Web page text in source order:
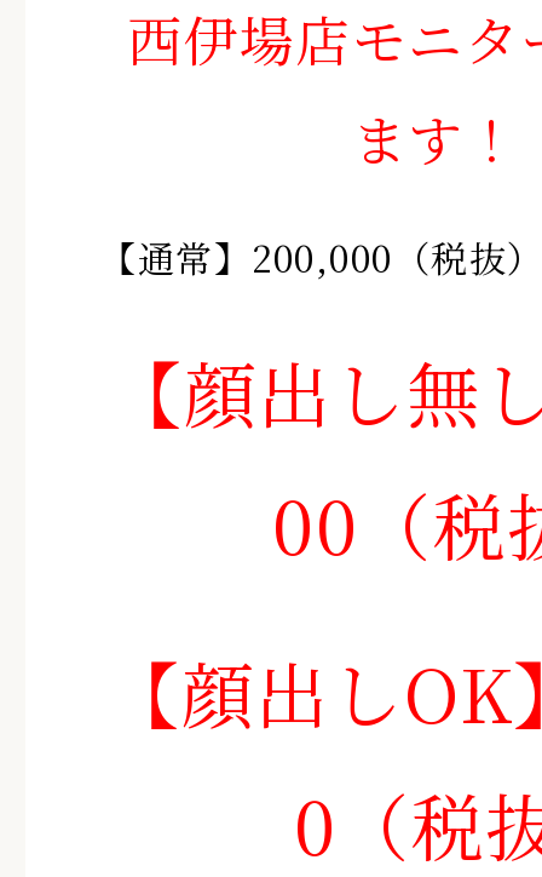
西伊場店モニ
ます！
【通常】200,000（税抜
【顔出し無
00（税
【顔出し
0（税